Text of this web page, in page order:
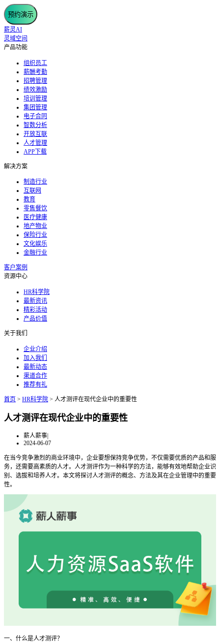
预约演示
薪灵AI
灵域空间
产品功能
组织员工
薪酬考勤
招聘管理
绩效激励
培训管理
集团管理
电子合同
智数分析
开放互联
人才管理
APP下载
解决方案
制造行业
互联网
教育
零售餐饮
医疗健康
地产物业
保险行业
文化娱乐
金融行业
客户案例
资源中心
HR科学院
最新资讯
精彩活动
产品价值
关于我们
企业介绍
加入我们
最新动态
渠道合作
推荐有礼
首页 > HR科学院 > 人才测评在现代企业中的重要性
人才测评在现代企业中的重要性
薪人薪事|
2024-06-07
在当今竞争激烈的商业环境中，企业要想保持竞争优势，不仅需要优质的产品和服
务，还需要高素质的人才。人才测评作为一种科学的方法，能够有效地帮助企业识
别、选拔和培养人才。本文将探讨人才测评的概念、方法及其在企业管理中的重要
性。
一、什么是人才测评？